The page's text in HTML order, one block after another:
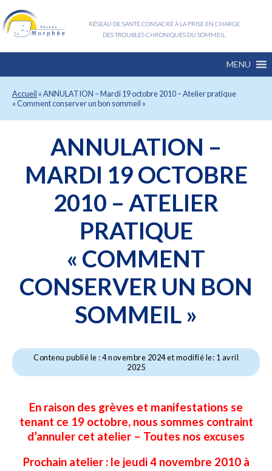
RÉSEAU DE SANTÉ CONSACRÉ À LA PRISE EN CHARGE
DES TROUBLES CHRONIQUES DU SOMMEIL
MENU
Accueil »ANNULATION – Mardi 19 octobre 2010 – Atelier pratique
« Comment conserver un bon sommeil »
ANNULATION –
MARDI 19 OCTOBRE
2010 – ATELIER
PRATIQUE
« COMMENT
CONSERVER UN BON
SOMMEIL »
Contenu publié le : 4 novembre 2024 et modifié le: 1 avril
2025
En raison des grèves et manifestations se
tenant ce 19 octobre, nous sommes contraint
d’annuler cet atelier – Toutes nos excuses
Prochain atelier : le jeudi 4 novembre 2010 à